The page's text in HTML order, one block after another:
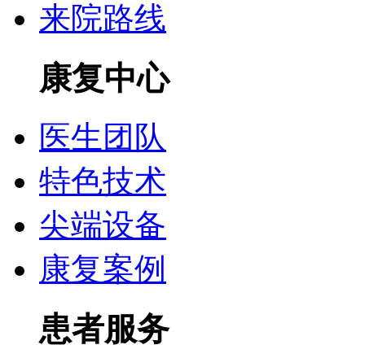
来院路线
康复中心
医生团队
特色技术
尖端设备
康复案例
患者服务